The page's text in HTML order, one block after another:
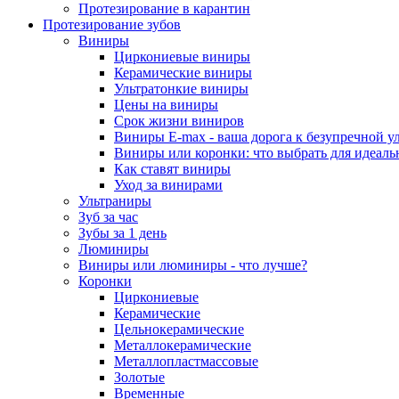
Протезирование в карантин
Протезирование зубов
Виниры
Циркониевые виниры
Керамические виниры
Ультратонкие виниры
Цены на виниры
Срок жизни виниров
Виниры E-max - ваша дорога к безупречной
Виниры или коронки: что выбрать для
Как ставят виниры
Уход за винирами
Ультраниры
Зуб за час
Зубы за 1 день
Люминиры
Виниры или люминиры - что лучше?
Коронки
Циркониевые
Керамические
Цельнокерамические
Металлокерамические
Металлопластмассовые
Золотые
Временные